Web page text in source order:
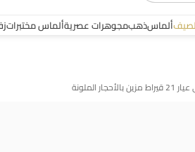
ألماسذهبمجوهرات عصريةألماس مختبرات